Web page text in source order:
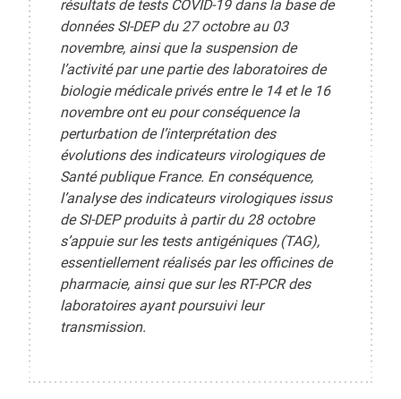
résultats de tests COVID-19 dans la base de
données SI-DEP du 27 octobre au 03
novembre, ainsi que la suspension de
l’activité par une partie des laboratoires de
biologie médicale privés entre le 14 et le 16
novembre ont eu pour conséquence la
perturbation de l’interprétation des
évolutions des indicateurs virologiques de
Santé publique France. En conséquence,
l’analyse des indicateurs virologiques issus
de SI-DEP produits à partir du 28 octobre
s’appuie sur les tests antigéniques (TAG),
essentiellement réalisés par les officines de
pharmacie, ainsi que sur les RT-PCR des
laboratoires ayant poursuivi leur
transmission.